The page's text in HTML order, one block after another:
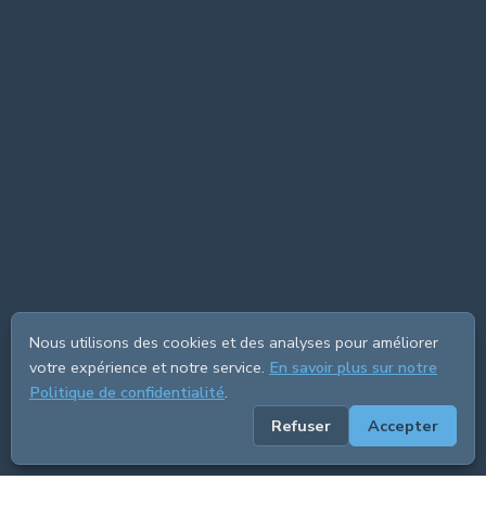
Nous utilisons des cookies et des analyses pour améliorer
votre expérience et notre service. En savoir plus sur notre
Politique de confidentialité.
Refuser
Accepter